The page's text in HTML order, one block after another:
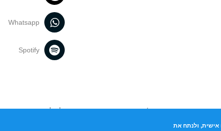
Whatsapp
Spotify
בתכנים שנמצאים פה ו/או השימוש שנעשה בתכנים אלה לדעתך מפר זכויות
אישית, ולנתח את